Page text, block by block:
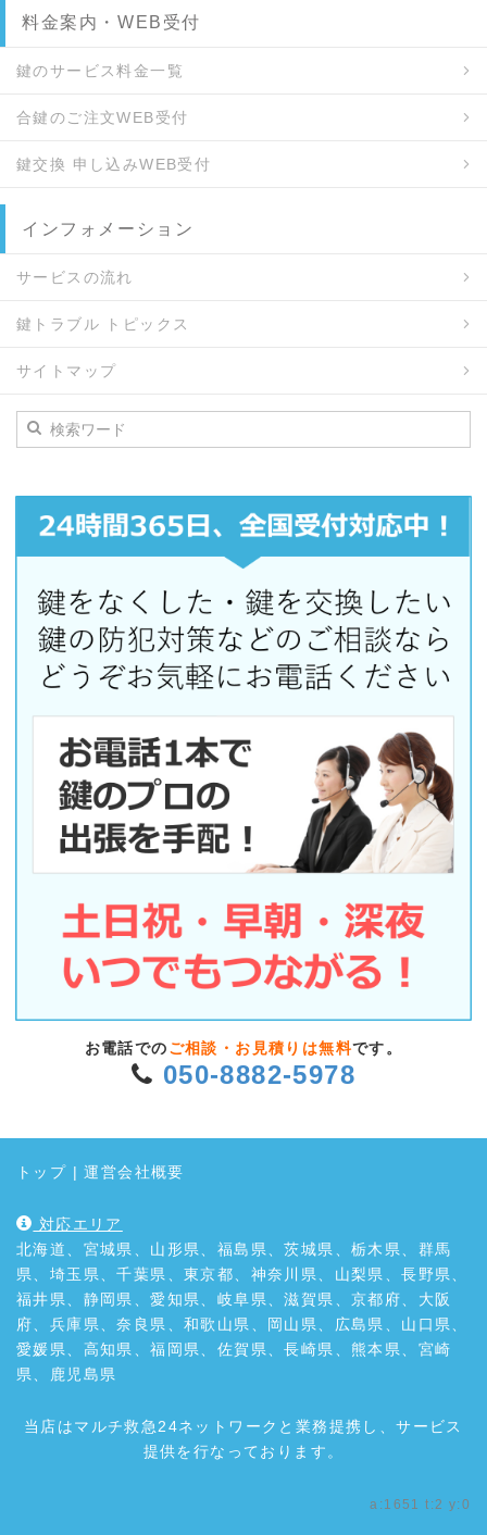
料金案内・WEB受付
鍵のサービス料金一覧
合鍵のご注文WEB受付
鍵交換 申し込みWEB受付
インフォメーション
サービスの流れ
鍵トラブル トピックス
サイトマップ
お電話での ご相談・お見積りは無料です。
050-8882-5978
トップ |運営会社概要
対応エリア
北海道、宮城県、山形県、福島県、茨城県、栃木県、群馬
県、埼玉県、千葉県、東京都、神奈川県、山梨県、長野県、
福井県、静岡県、愛知県、岐阜県、滋賀県、京都府、大阪
府、兵庫県、奈良県、和歌山県、岡山県、広島県、山口県、
愛媛県、高知県、福岡県、佐賀県、長崎県、熊本県、宮崎
県、鹿児島県
当店はマルチ救急24ネットワークと業務提携し、サービス
提供を行なっております。
a:1651 t:2 y:0